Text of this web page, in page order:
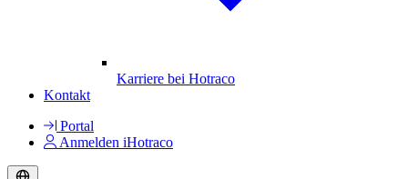
Karriere bei Hotraco
Kontakt
Portal
Anmelden iHotraco